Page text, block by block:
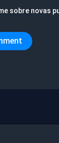
sobre novas